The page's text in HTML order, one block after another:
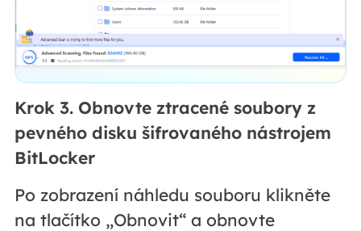
Krok 3. Obnovte ztracené soubory z
pevného disku šifrovaného nástrojem
BitLocker
Po zobrazení náhledu souboru klikněte
na tlačítko „Obnovit“ a obnovte